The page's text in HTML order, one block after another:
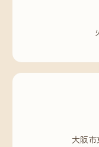
大阪市